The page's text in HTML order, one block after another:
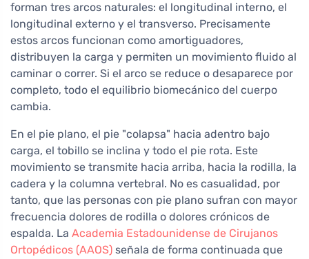
forman tres arcos naturales: el longitudinal interno, el
longitudinal externo y el transverso. Precisamente
estos arcos funcionan como amortiguadores,
distribuyen la carga y permiten un movimiento fluido al
caminar o correr. Si el arco se reduce o desaparece por
completo, todo el equilibrio biomecánico del cuerpo
cambia.
En el pie plano, el pie "colapsa" hacia adentro bajo
carga, el tobillo se inclina y todo el pie rota. Este
movimiento se transmite hacia arriba, hacia la rodilla, la
cadera y la columna vertebral. No es casualidad, por
tanto, que las personas con pie plano sufran con mayor
frecuencia dolores de rodilla o dolores crónicos de
espalda. La Academia Estadounidense de Cirujanos
Ortopédicos (AAOS) señala de forma continuada que